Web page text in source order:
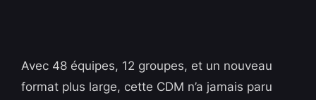
Avec 48 équipes, 12 groupes, et un nouveau
format plus large, cette CDM n’a jamais paru